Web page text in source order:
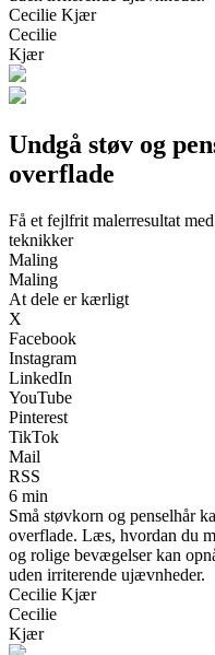
Cecilie Kjær
Cecilie
Kjær
Undgå støv og
overflade
Få et fejlfrit malerresultat
teknikker
Maling
Maling
At dele er kærligt
X
Facebook
Instagram
LinkedIn
YouTube
Pinterest
TikTok
Mail
RSS
6 min
Små støvkorn og penselhår
overflade. Læs, hvordan du
og rolige bevægelser kan
uden irriterende ujævnheder.
Cecilie Kjær
Cecilie
Kjær